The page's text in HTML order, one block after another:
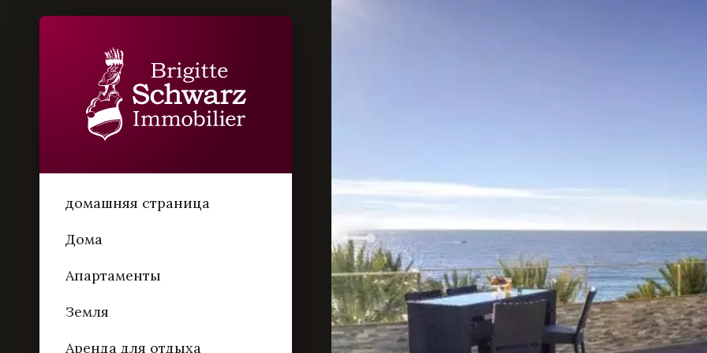
домашняя страница
Дома
Апартаменты
Земля
Аренда для отдыха